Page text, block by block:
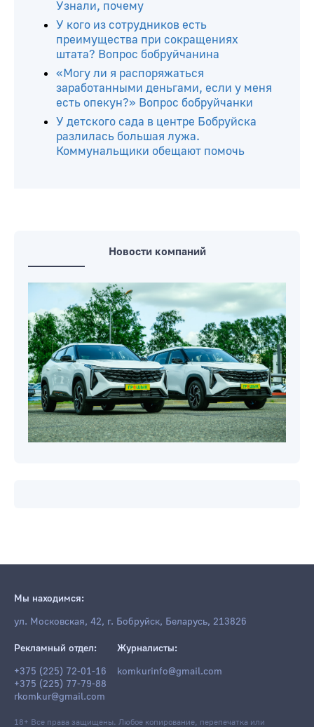
«Собираюсь погостить у свекрови два-
три месяца. Стану ли я считаться
тунеядкой?» Отвечает адвокат
Бобруйские школьники пока не могут
использовать «Карту учащегося» для
проезда в городском транспорте.
Узнали, почему
У кого из сотрудников есть
преимущества при сокращениях
штата? Вопрос бобруйчанина
Коммунальщики обещают помочь
Новости компаний
Мы находимся:
ул. Московская, 42, г. Бобруйск, Беларусь, 213826